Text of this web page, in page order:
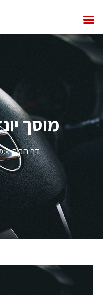
מוסך
דף הבית»